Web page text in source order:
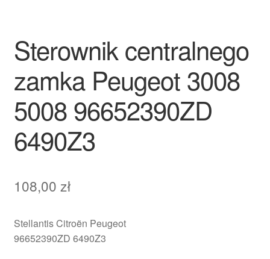
Zasady i warunki
Sterownik centralnego
zamka Peugeot 3008
5008 96652390ZD
6490Z3
108,00 zł
Stellantis Citroën Peugeot
96652390ZD 6490Z3